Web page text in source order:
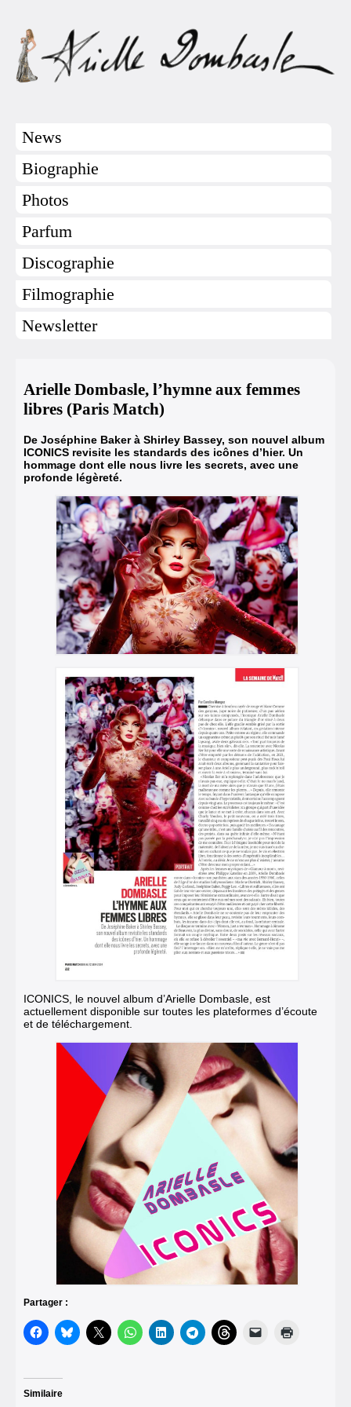
News
Biographie
Photos
Parfum
Discographie
Filmographie
Newsletter
Arielle Dombasle, l’hymne aux femmes
libres (Paris Match)
De Joséphine Baker à Shirley Bassey, son nouvel album
ICONICS revisite les standards des icônes d’hier. Un
hommage dont elle nous livre les secrets, avec une
profonde légèreté.
ICONICS, le nouvel album d’Arielle Dombasle, est
actuellement disponible sur toutes les plateformes d’écoute
et de téléchargement.
Partager :
Similaire